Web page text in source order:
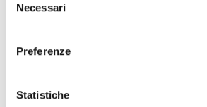
delNecessari
Preferenze
Statistiche